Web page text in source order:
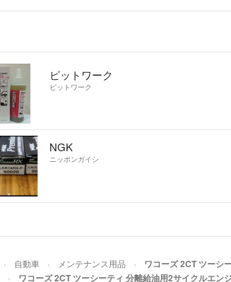
ピットワーク
ピットワーク
NGK
ニッポンガイシ
自動車 メンテナンス用品 ワコーズ 2CT ツーシ
ワコーズ 2CT ツーシーティ 分離給油用2サイクルエン